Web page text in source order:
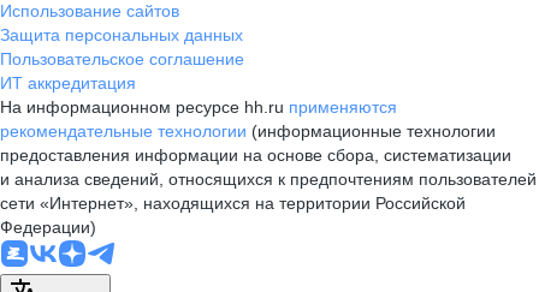
Использование сайтов
Защита персональных данных
Пользовательское соглашение
ИТ аккредитация
На информационном ресурсе hh.ru применяются
рекомендательные технологии (информационные технологии
предоставления информации на основе сбора, систематизации
и анализа сведений, относящихся к предпочтениям пользователей
сети «Интернет», находящихся на территории Российской
Федерации)